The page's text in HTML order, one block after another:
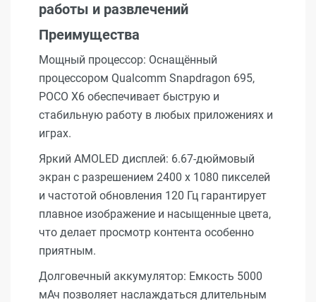
работы и развлечений
Преимущества
Мощный процессор: Оснащённый
процессором Qualcomm Snapdragon 695,
POCO X6 обеспечивает быструю и
стабильную работу в любых приложениях и
играх.
Яркий AMOLED дисплей: 6.67-дюймовый
экран с разрешением 2400 x 1080 пикселей
и частотой обновления 120 Гц гарантирует
плавное изображение и насыщенные цвета,
что делает просмотр контента особенно
приятным.
Долговечный аккумулятор: Емкость 5000
мАч позволяет наслаждаться длительным